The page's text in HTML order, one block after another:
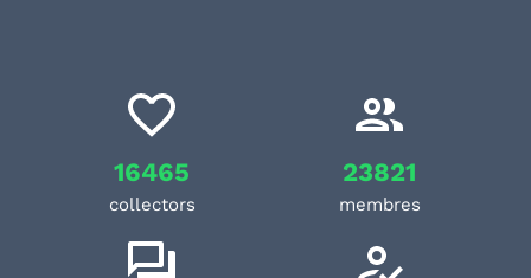
16465
collectors
23821
membres